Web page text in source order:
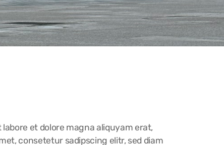
et dolore magna aliquyam erat,
consetetur sadipscing elitr, sed diam